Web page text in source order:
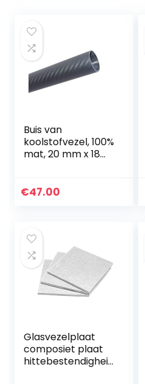
Buis van
koolstofvezel, 100%
mat, 20 mm x 18
€47.00
Glasvezelplaat
composiet plaat
hittebestendigheid